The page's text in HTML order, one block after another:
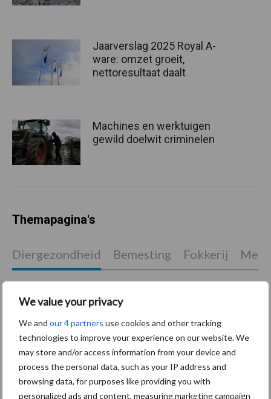
We value your privacy
We and our 4 partners use cookies and other tracking
technologies to improve your experience on our website. We
may store and/or access information from your device and
process the personal data, such as your IP address and
browsing data, for purposes like providing you with
personalized ads and content, measuring marketing campaign
Jaarverslag 2025 Royal A-
ware: omzet groeit,
nettoresultaat daalt
Machines en werktuigen
gewild doelwit criminelen
Themapagina's
Diergezondheid Bemesting Fokkerij
Mastitis Hittestress